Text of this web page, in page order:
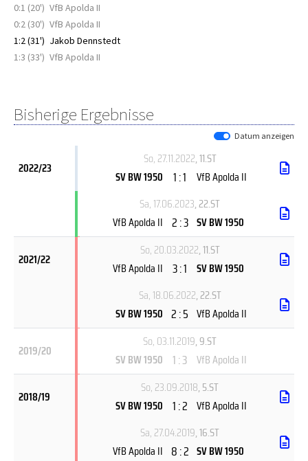
0:1 (20') VfB Apolda II
0:2 (30') VfB Apolda II
1:2 (31') Jakob Dennstedt
1:3 (33') VfB Apolda II
Bisherige Ergebnisse
Datum anzeigen
2022/23
So, 27.11.2022, 11.ST
SV BW 1950
1 : 1
VfB Apolda II
Sa, 17.06.2023, 22.ST
VfB Apolda II 2 : 3 SV BW 1950
2021/22
So, 20.03.2022, 11.ST
VfB Apolda II 3 : 1 SV BW 1950
Sa, 18.06.2022, 22.ST
SV BW 1950 2 : 5 VfB Apolda II
2019/20
So, 03.11.2019, 9.ST
SV BW 1950 1 : 3 VfB Apolda II
2018/19
So, 23.09.2018, 5.ST
SV BW 1950 1 : 2 VfB Apolda II
Sa, 27.04.2019, 16.ST
VfB Apolda II 8 : 2 SV BW 1950